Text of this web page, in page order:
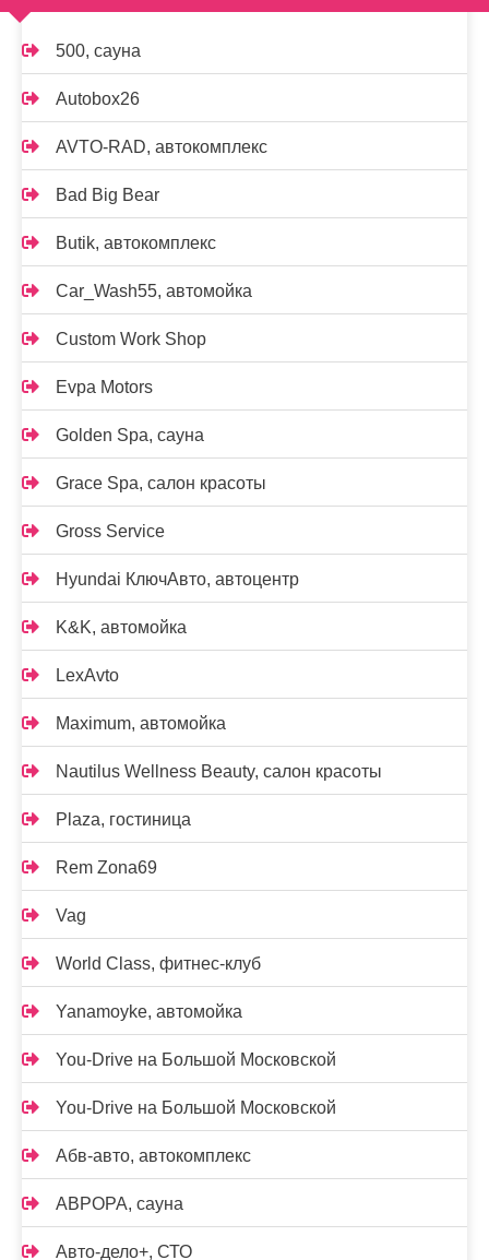
500, сауна
Autobox26
AVTO-RAD, автокомплекс
Bad Big Bear
Butik, автокомплекс
Car_Wash55, автомойка
Custom Work Shop
Evpa Motors
Golden Spa, сауна
Grace Spa, салон красоты
Gross Service
Hyundai КлючАвто, автоцентр
K&K, автомойка
LexAvto
Maximum, автомойка
Nautilus Wellness Beauty, салон красоты
Plaza, гостиница
Rem Zona69
Vag
World Class, фитнес-клуб
Yanamoyke, автомойка
You-Drive на Большой Московской
You-Drive на Большой Московской
Абв-авто, автокомплекс
АВРОРА, сауна
Авто-дело+, СТО